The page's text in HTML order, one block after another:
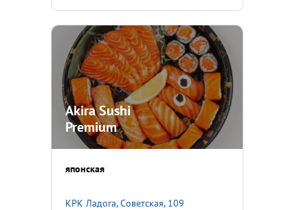
Akira Sushi
Premium
японская
​КРК Ладога, ​Советская, 109